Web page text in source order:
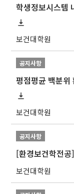
보건대학원
공지사항
평점평균 백분위
보건대학원
공지사항
[환경보건학전
보건대학원